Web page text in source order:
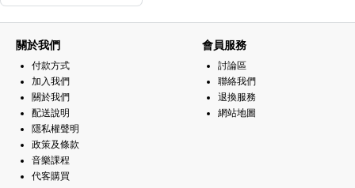
關於我們
付款方式
加入我們
關於我們
配送說明
隱私權聲明
政策及條款
音樂課程
代客購買
會員服務
討論區
聯絡我們
退換服務
網站地圖